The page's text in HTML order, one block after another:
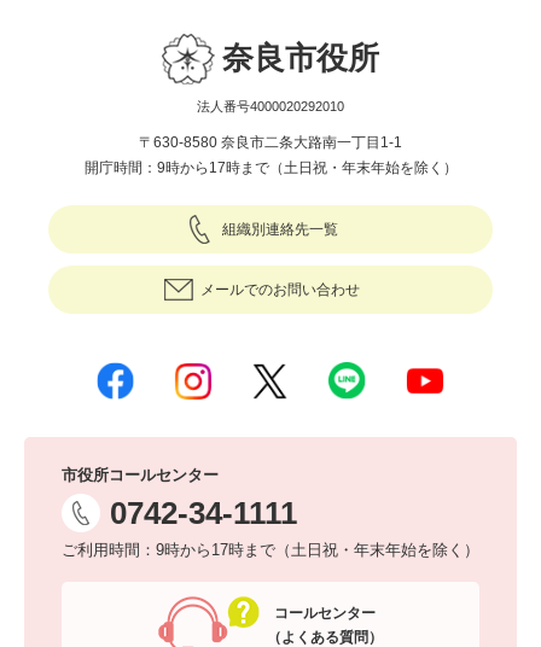
奈良市役所
法人番号4000020292010
〒630-8580 奈良市二条大路南一丁目1-1
開庁時間：9時から17時まで（土日祝・年末年始を除く）
組織別連絡先一覧
メールでのお問い合わせ
市役所コールセンター
0742-34-1111
ご利用時間：9時から17時まで（土日祝・年末年始を除く）
コールセンター
（よくある質問）